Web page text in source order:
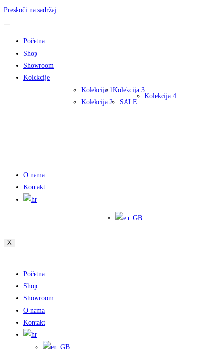
Preskoči na sadržaj
Početna
Shop
Showroom
Kolekcije
Kolekcija 1
Kolekcija 2
Kolekcija 3
SALE
Kolekcija 4
O nama
Kontakt
X
Početna
Shop
Showroom
O nama
Kontakt